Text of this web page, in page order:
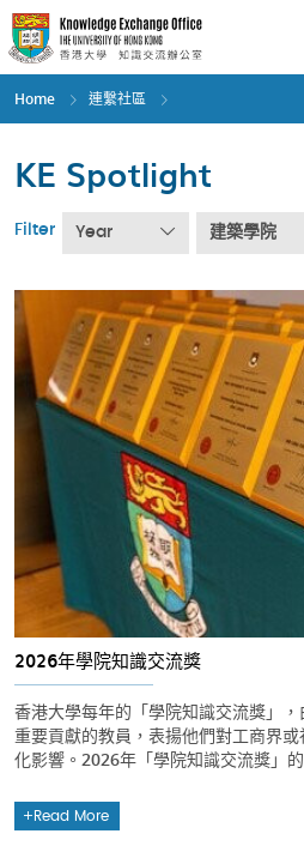
Skip
to
main
content
Home 連繫社區
KE Spotlight
Filter Year 建築學院
2026年學院知識交流獎
香港大學每年的「學院知識交流獎」
重要貢獻的教員，表揚他們對工商界
化影響。2026年「學院知識交流獎」
Read More